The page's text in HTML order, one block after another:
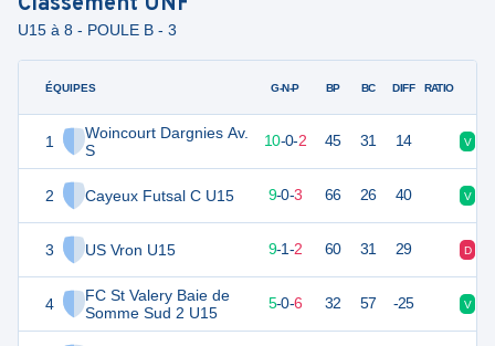
U15 à 8 - POULE B - 3
ÉQUIPES
1
Woincourt Dargnies Av.
S
2 Cayeux Futsal C U15
3 US Vron U15
4
FC St Valery Baie de
Somme Sud 2 U15
G-N-P BP BC DIFF RATIO
30 12 10-0-2 45 31 14 V
27 12 9-0-3 66 26 40 V
9-1-2 60 31 29 D
14 5-0-6 32 57 -25 V